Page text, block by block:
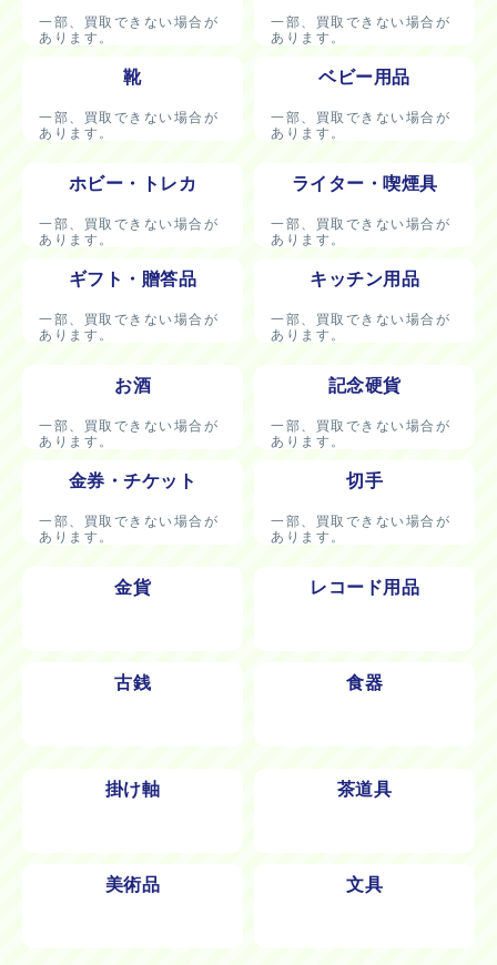
一部、買取できない場合が
あります。
一部、買取できない場合が
あります。
靴
一部、買取できない場合が
あります。
ベビー用品
一部、買取できない場合が
あります。
ホビー・トレカ
一部、買取できない場合が
あります。
ライター・喫煙具
一部、買取できない場合が
あります。
ギフト・贈答品
一部、買取できない場合が
あります。
キッチン用品
一部、買取できない場合が
あります。
お酒
一部、買取できない場合が
あります。
記念硬貨
一部、買取できない場合が
あります。
金券・チケット
一部、買取できない場合が
あります。
切手
一部、買取できない場合が
あります。
金貨 レコード用品
古銭 食器
掛け軸 茶道具
美術品 文具